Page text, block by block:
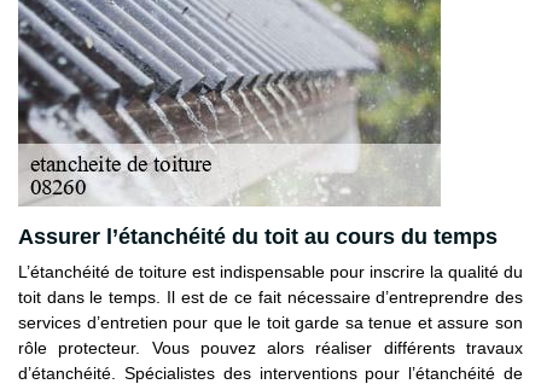
Assurer l’étanchéité du toit au cours du temps
L’étanchéité de toiture est indispensable pour inscrire la qualité du
toit dans le temps. Il est de ce fait nécessaire d’entreprendre des
services d’entretien pour que le toit garde sa tenue et assure son
rôle protecteur. Vous pouvez alors réaliser différents travaux
d’étanchéité. Spécialistes des interventions pour l’étanchéité de